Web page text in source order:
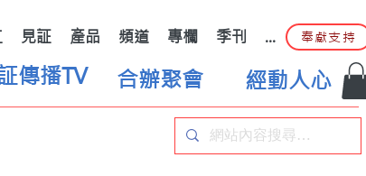
見証 產品 頻道 專欄 季刊 ... 奉獻支持
傳播TV 合辦聚會 經動人心